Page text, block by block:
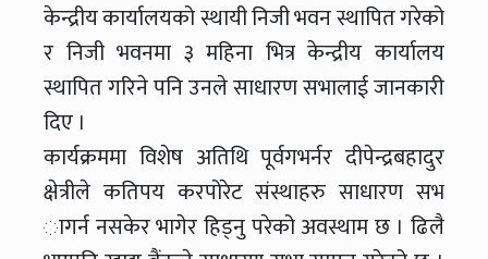
केन्द्रीय कार्यालयको स्थायी निजी भवन स्थापित गरेको
र निजी भवनमा ३ महिना भित्र केन्द्रीय कार्यालय
स्थापित गरिने पनि उनले साधारण सभालाई जानकारी
दिए ।
कार्यक्रममा विशेष अतिथि पूर्वगभर्नर दीपेन्द्रबहादुर
क्षेत्रीले कतिपय करपोरेट संस्थाहरु साधारण सभ
ागर्न नसकेर भागेर हिड्नु परेको अवस्थाम छ । ढिलै